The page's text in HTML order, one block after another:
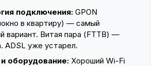
подключения: GPON
в квартиру) — самый
вариант. Витая пара (FTTB) —
ADSL уже устарел.
оборудование: Хороший Wi-Fi